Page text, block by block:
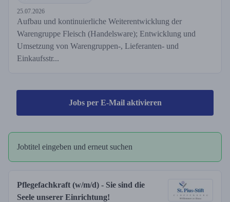
25.07.2026
Aufbau und kontinuierliche Weiterentwicklung der
Warengruppe Fleisch (Handelsware); Entwicklung und
Umsetzung von Warengruppen-, Lieferanten- und
Einkaufsstr...
Jobs per E-Mail aktivieren
Jobtitel eingeben und erneut suchen
Pflegefachkraft (w/m/d) - Sie sind die
Seele unserer Einrichtung!